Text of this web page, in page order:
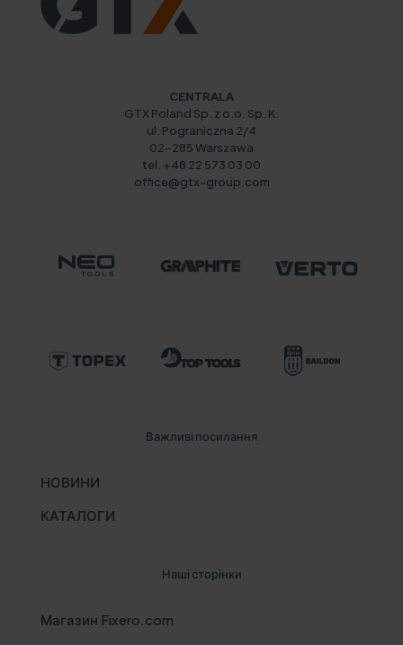
CENTRALA
GTX Poland Sp. z o.o. Sp. K.
ul. Pograniczna 2/4
02-285 Warszawa
tel. +48 22 573 03 00
office@gtx-group.com
Важливі посилання
НОВИНИ
КАТАЛОГИ
Наші сторінки
Магазин Fixero.com